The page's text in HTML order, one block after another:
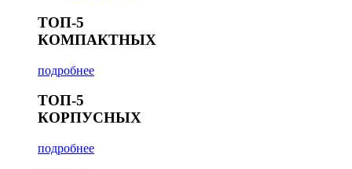
ТОП-5
КОМПАКТНЫХ
подробнее
ТОП-5
КОРПУСНЫХ
подробнее